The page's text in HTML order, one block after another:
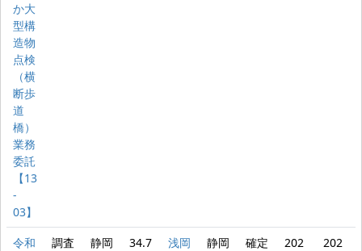
か大
型構
造物
点検
（横
断歩
道
橋）
業務
委託
【13
-
03】
令和
調査
静岡
34.7
浅岡
静岡
確定
202
202